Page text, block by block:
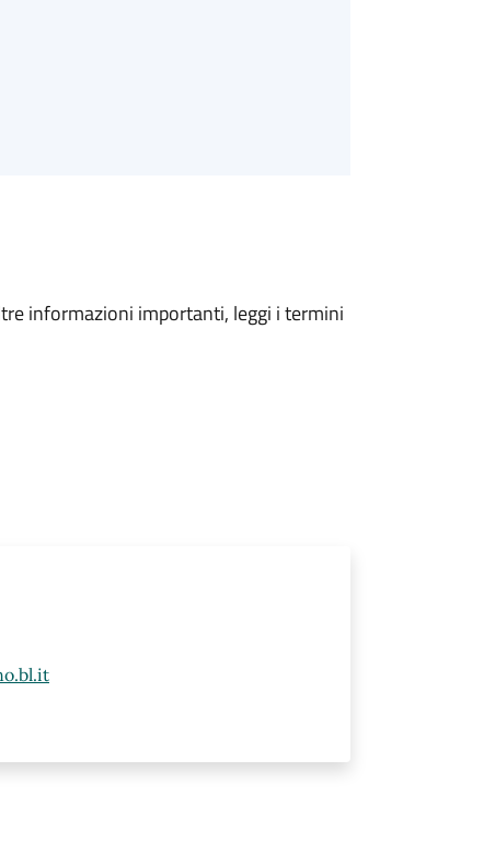
informazioni importanti, leggi i termini